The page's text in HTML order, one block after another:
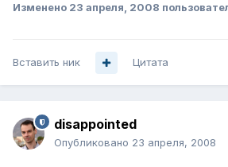
Изменено 23 апреля, 2008
Вставить ник Цитата
disappointed
Опубликовано 23 апреля, 2008